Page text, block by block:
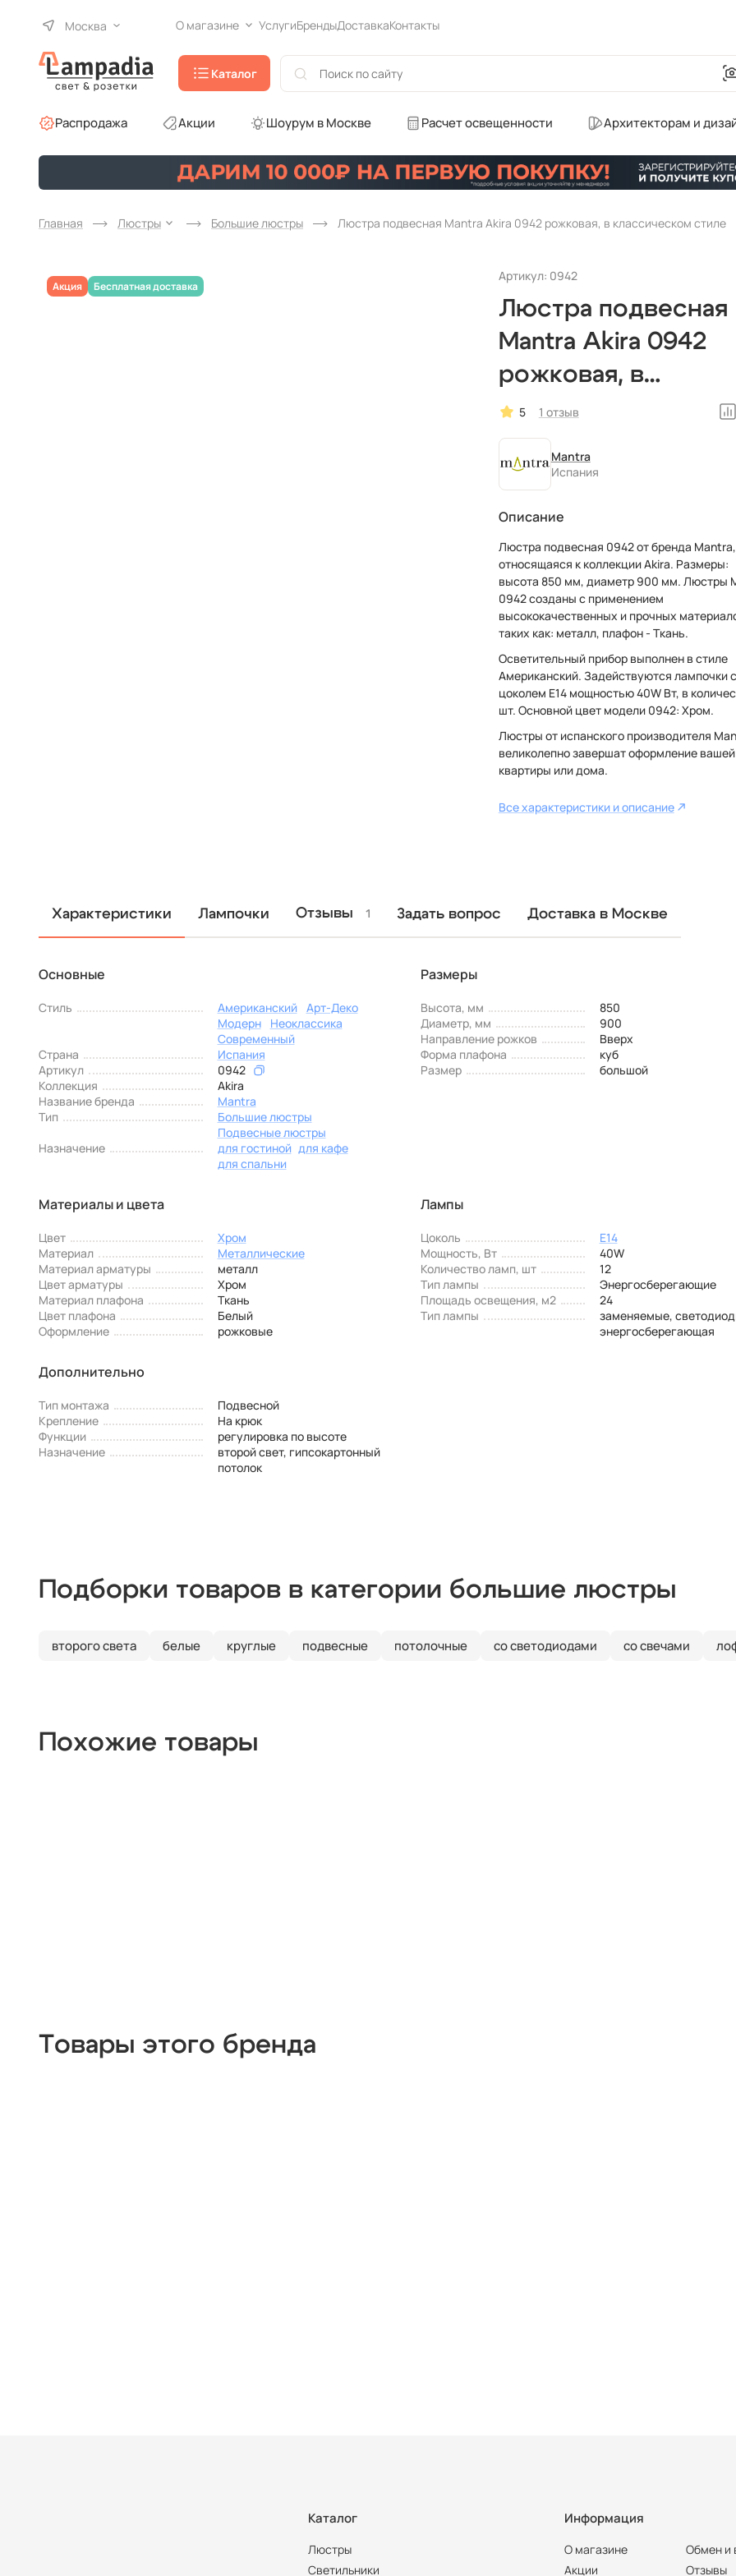
Москва О магазине УслугиБрендыДоставкаКонтакты
Каталог
Распродажа Акции Шоурум в Москве Расчет освещенности Архитекторам и
Главная Люстры Большие люстры Люстра подвесная Mantra Akira 0942 рожковая, в классическом стиле
Артикул: 0942
Люстра подвесная
Mantra Akira 0942
рожковая, в
классическом
5 1 отзыв
Mantra
Испания
Описание
Люстра подвесная 0942 от бренда Mantra,
относящаяся к коллекции Akira. Размеры:
высота 850 мм, диаметр 900 мм. Люстры
0942 созданы с применением
высококачественных и прочных
таких как: металл, плафон - Ткань.
Осветительный прибор выполнен в стиле
Американский. Задействуются лампочки с
цоколем E14 мощностью 40W Вт, в
шт. Основной цвет модели 0942: Хром.
Люстры от испанского производителя
великолепно завершат оформление вашей
квартиры или дома.
Все характеристики и описание
Характеристики Лампочки Отзывы 1 Задать вопрос Доставка в Москве
Основные
Стиль Американский
Арт-Деко
Модерн
Неоклассика
Современный
Страна
Испания
Артикул
0942
Коллекция
Akira
Название бренда
Mantra
Тип
Большие люстры
Подвесные люстры
Назначение
для гостиной для кафе
для спальни
Размеры
Высота, мм
850
Диаметр, мм
900
Направление рожков
Вверх
Форма плафона
куб
Размер
большой
Материалы и цвета
Цвет
Хром
Материал
Металлические
Материал арматуры
металл
Цвет арматуры
Хром
Материал плафона
Ткань
Цвет плафона
Белый
Оформление
рожковые
Лампы
Цоколь
E14
Мощность, Вт
40W
Количество ламп, шт
12
Тип лампы
Энергосберегающие
Площадь освещения, м2
24
Тип лампы
заменяемые,
энергосберегающая
Дополнительно
Тип монтажа
Подвесной
Крепление
На крюк
Функции
регулировка по высоте
Назначение
второй свет, гипсокартонный
потолок
Подборки товаров в категории большие люстры
второго света белые круглые подвесные потолочные со светодиодами со свечами
Похожие товары
Товары этого бренда
Каталог
Люстры
Светильники
Информация
О магазине
Акции
Обмен и
Отзывы